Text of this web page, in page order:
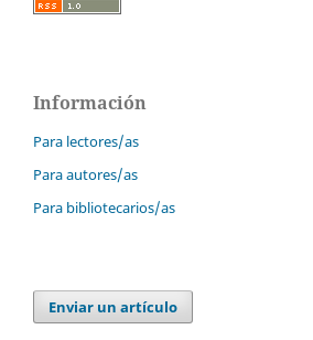
Información
Para lectores/as
Para autores/as
Para bibliotecarios/as
Enviar un artículo